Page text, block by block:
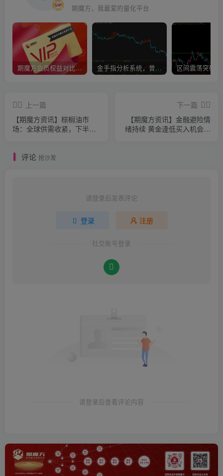
期魔方，我最爱的量化平台
期魔方会员权益对比，总有一项适合您！ 金手指分析系统，曾经市场价39800
上一篇
【期魔方资讯】棕榈油市
场：全球供需收紧，下半年
下一篇
【期魔方资讯】金融避险情
绪持续 黄金逢低买入机会显
评论 抢沙发
请登录后发表评论
登录 注册
社交账号登录
请登录后查看评论内容